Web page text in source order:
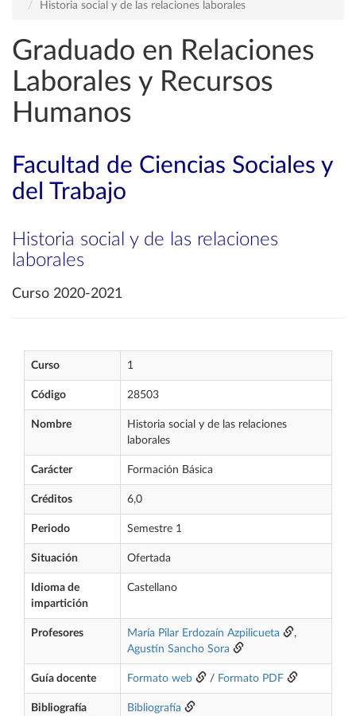
Historia social y de las relaciones laborales
Graduado en Relaciones
Laborales y Recursos
Humanos
Facultad de Ciencias Sociales y
del Trabajo
Historia social y de las relaciones
laborales
Curso 2020-2021
Curso 1
Código 28503
Nombre
Historia social y de las relaciones
laborales
Carácter Formación Básica
Créditos 6,0
Periodo Semestre 1
Situación Ofertada
Idioma de
impartición
Castellano
Profesores María Pilar Erdozaín Azpilicueta
,
Agustín Sancho Sora
Guía docente Formato web / Formato PDF
Bibliografía
Bibliografía